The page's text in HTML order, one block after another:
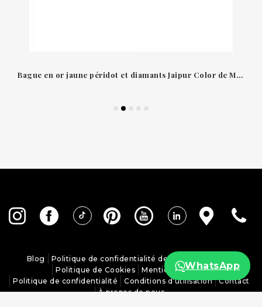
Bague en or jaune péridot et diamants Jaipur Color de Marco Bicego
Blog
Politique de confidentialité des réseaux sociaux
Politique de Cookies
Mentions légales
Politique de confidentialité
Conditions d'utilisation
Contact
À propos de nous
WhatsApp